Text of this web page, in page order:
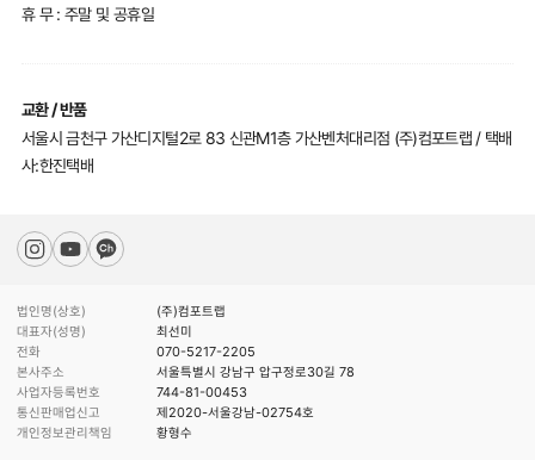
휴 무 : 주말 및 공휴일
교환 / 반품
서울시 금천구 가산디지털2로 83 신관M1층 가산벤처대리점 (주)컴포트랩 / 택배
사:한진택배
법인명(상호)
(주)컴포트랩
대표자(성명)
최선미
전화
070-5217-2205
본사주소
서울특별시 강남구 압구정로30길 78
사업자등록번호
744-81-00453
통신판매업신고
제2020-서울강남-02754호
개인정보관리책임
황형수